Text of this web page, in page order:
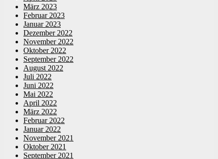
März 2023
Februar 2023
Januar 2023
Dezember 2022
November 2022
Oktober 2022
September 2022
August 2022
Juli 2022
Juni 2022
Mai 2022
April 2022
März 2022
Februar 2022
Januar 2022
November 2021
Oktober 2021
September 2021